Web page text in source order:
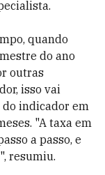
quando
do ano
outras
isso vai
indicador em
"A taxa em
a passo, e
resumiu.